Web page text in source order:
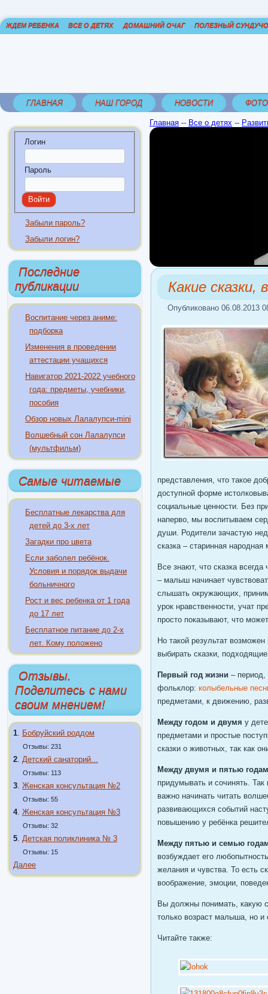
ЖДЕМ РЕБЕНКА ВСЕ О ДЕТЯХ ДОМАШНИЙ ОЧАГ ПОЛЕЗНЫЙ
ГЛАВНАЯ НАШ ГОРОД НОВОСТИ
Логин
Пароль
Забыли пароль?
Забыли логин?
Последние
публикации
Воспитание через аниме:
подборка
Изменения в проведении
аттестации учащихся
Навигатор 2021-2022 учебного
года: предметы, учебники,
пособия
Обзор новых Лалалупси-mini
Волшебный сон Лалалупси
(мультфильм)
Самые читаемые
Бесплатные лекарства для
детей до 3-х лет
Загадки про цвета
Если заболел ребёнок.
Условия и порядок выдачи
больничного
Рост и вес ребенка от 1 года
до 17 лет
Бесплатное питание до 2-х
лет. Кому положено
Отзывы.
Поделитесь с нами
своим мнением!
1 Бобруйский роддом
Отзывы: 231
2 Детский санаторий...
Отзывы: 113
3 Женская консультация №2
Отзывы: 55
4. Женская консультация №3
Отзывы: 32
5 Детская поликлиника № 3
Отзывы: 15
Далее
Главная -- Все о детях --
Какие
Опубликовано 06.08.2013
представления, что такое
доступной форме
социальные ценности. Без
наперво, мы воспитываем
души. Родители зачастую
сказка – старинная народная
Все знают, что сказка
– малыш начинает
слышать окружающих,
урок нравственности, учат
просто показывают, что
Но такой результат
выбирать сказки,
Первый год жизни –
фольклор: колыбельные
предметами, к движению,
Между годом и двумя у
предметами и простые
сказки о животных, так как
Между двумя и пятью
придумывать и сочинять.
важно начинать читать
развивающихся событий
повышению у ребёнка
Между пятью и семью
возбуждает его
желания и чувства. То есть
воображение, эмоции,
Вы должны понимать, какую
только возраст малыша, но и
Читайте также: